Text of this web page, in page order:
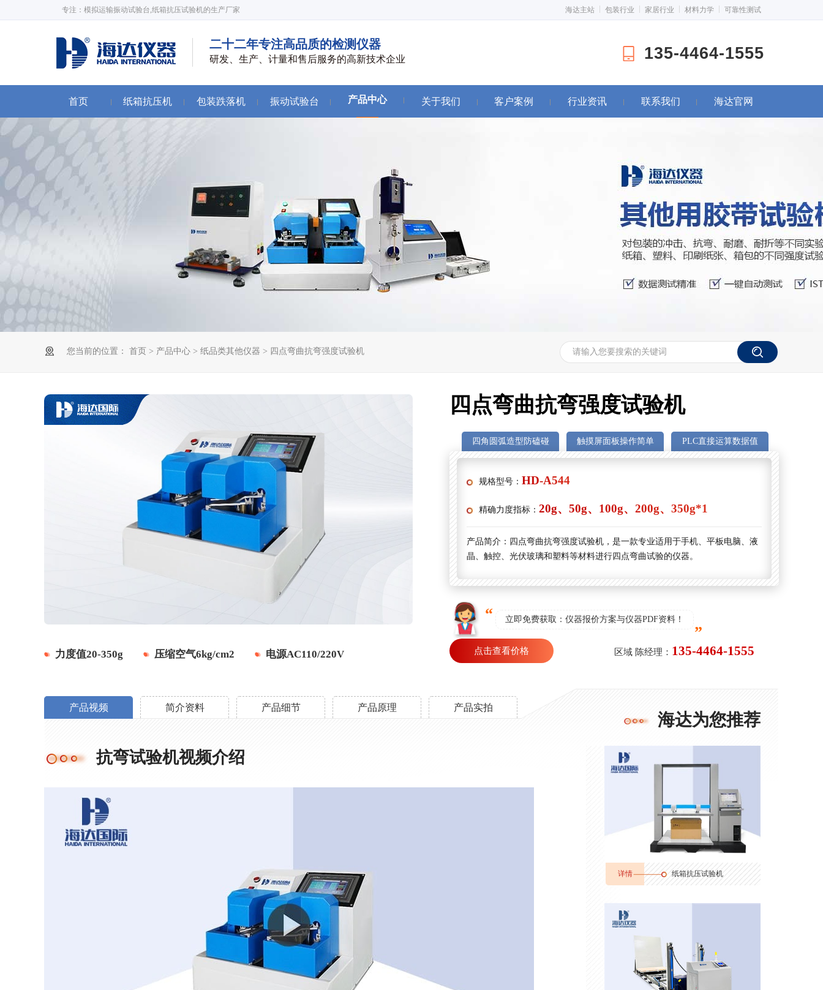
专注：模拟运输振动试验台,纸箱抗压试验机的生产厂家 海达主站 包装行业 家居行业 材料力学 可靠性测试
二十二年专注高品质的检测仪器
研发、生产、计量和售后服务的高新技术企业 135-4464-1555
首页 纸箱抗压机 包装跌落机 振动试验台 产品中心 关于我们 客户案例 行业资讯 联系我们 海达官网
您当前的位置： 首页 > 产品中心> 纸品类其他仪器 > 四点弯曲抗弯强度试验机
力度值20-350g 压缩空气6kg/cm2 电源AC110/220V
四点弯曲抗弯强度试验机
四角圆弧造型防磕碰 触摸屏面板操作简单 PLC直接运算数据值
规格型号： HD-A544
精确力度指标： 20g、50g、100g、200g、350g*1
产品简介： 四点弯曲抗弯强度试验机，是一款专业适用于手机、平板电脑、液
晶、触控、光伏玻璃和塑料等材料进行四点弯曲试验的仪器。
立即免费获取：仪器报价方案与仪器PDF资料！
点击查看价格 区域 陈经理： 135-4464-1555
产品视频 简介资料 产品细节 产品原理 产品实拍
抗弯试验机视频介绍
海达为您推荐
详情 纸箱抗压试验机